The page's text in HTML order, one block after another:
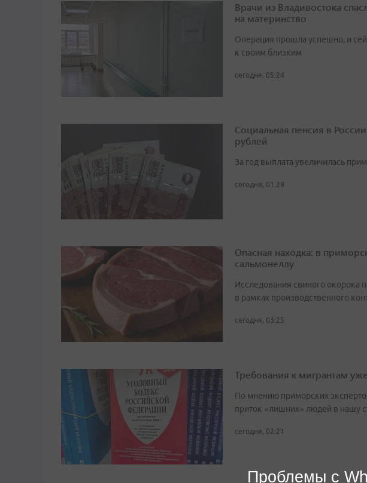
Врачи из Владивостока
на материнство
Операция прошла успешно, и
к своим близким
сегодня, 05:24
Социальная пенсия в
рублей
За год выплата увеличилась
сегодня, 01:28
Опасная находка: в
сальмонеллу
Исследования свиного окорока
в рамках производственного
сегодня, 03:25
Требования к мигрантам
По мнению приморских
приток «лишних» людей в нашу
сегодня, 02:21
Проблемы с